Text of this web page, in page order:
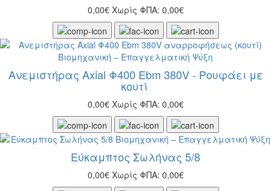
0,00€ Χωρίς ΦΠΑ: 0,00€
Ανεμιστήρας Axial Φ400 Ebm 380V - Ρουφάει με
κουτί
0,00€ Χωρίς ΦΠΑ: 0,00€
Εύκαμπτος Σωλήνας 5/8
0,00€ Χωρίς ΦΠΑ: 0,00€